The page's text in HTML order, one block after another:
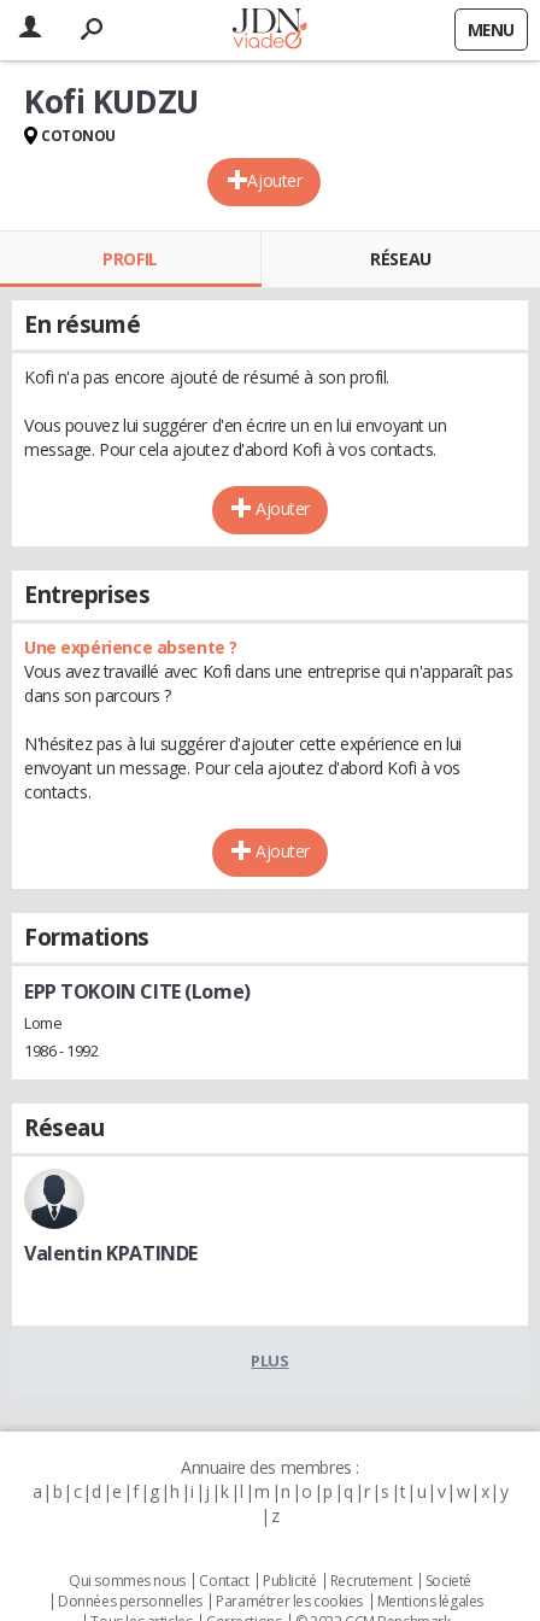
MENU
Ajouter
Kofi KUDZU
COTONOU
PROFIL RÉSEAU
En résumé
Kofi n'a pas encore ajouté de résumé à son profil.
Vous pouvez lui suggérer d'en écrire un en lui envoyant un
message. Pour cela ajoutez d'abord Kofi à vos contacts.
Ajouter
Entreprises
Une expérience absente ?
Vous avez travaillé avec Kofi dans une entreprise qui n'apparaît pas
dans son parcours ?
N'hésitez pas à lui suggérer d'ajouter cette expérience en lui
envoyant un message. Pour cela ajoutez d'abord Kofi à vos
contacts.
Ajouter
Formations
EPP TOKOIN CITE (Lome)
Lome
1986 - 1992
Réseau
Valentin KPATINDE
PLUS
Annuaire des membres :
a b c d e f g h i j k l m n o p q r s t u v w x y
z
Qui sommes nous Contact Publicité Recrutement
Societé
Données personnelles
Paramétrer les cookies
Mentions légales